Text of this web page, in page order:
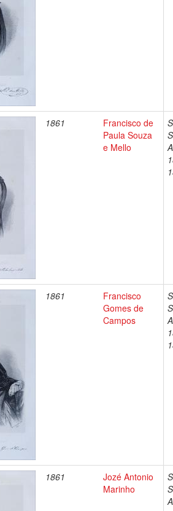
1861
Francisco de
Paula Souza
e Mello
1861
Francisco
Gomes de
Campos
1861
Jozé Antonio
Marinho